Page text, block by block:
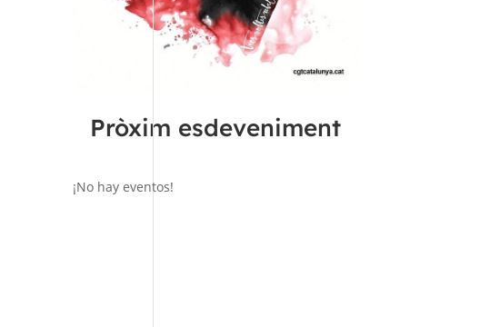
Pròxim esdeveniment
¡No hay eventos!